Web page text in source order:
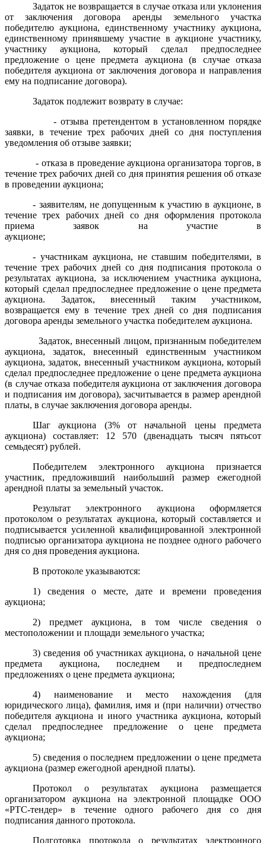
Задаток не возвращается в случае отказа или уклонения
от заключения договора аренды земельного участка
победителю аукциона, единственному участнику аукциона,
единственному принявшему участие в аукционе участнику,
участнику аукциона, который сделал предпоследнее
предложение о цене предмета аукциона (в случае отказа
победителя аукциона от заключения договора и направления
ему на подписание договора).
Задаток подлежит возврату в случае:
- отзыва претендентом в установленном порядке
заявки, в течение трех рабочих дней со дня поступления
уведомления об отзыве заявки;
- отказа в проведение аукциона организатора торгов, в
течение трех рабочих дней со дня принятия решения об отказе
в проведении аукциона;
- заявителям, не допущенным к участию в аукционе, в
течение трех рабочих дней со дня оформления протокола
приема заявок на участие в
аукционе;
- участникам аукциона, не ставшим победителями, в
течение трех рабочих дней со дня подписания протокола о
результатах аукциона, за исключением участника аукциона,
который сделал предпоследнее предложение о цене предмета
аукциона. Задаток, внесенный таким участником,
возвращается ему в течение трех дней со дня подписания
договора аренды земельного участка победителем аукциона.
Задаток, внесенный лицом, признанным победителем
аукциона, задаток, внесенный единственным участником
аукциона, задаток, внесенныйучастником аукциона, который
сделал предпоследнее предложение о цене предмета аукциона
(в случае отказа победителя аукциона от заключения договора
и подписания им договора),засчитывается в размер арендной
платы, в случае заключения договора аренды.
Шаг аукциона (3% от начальной цены предмета
аукциона) составляет: 12 570 (двенадцать тысяч пятьсот
семьдесят) рублей.
Победителем электронного аукциона признается
участник, предложивший наибольший размер ежегодной
арендной платы за земельный участок.
Результат электронного аукциона оформляется
протоколом о результатах аукциона, который составляется и
подписывается усиленной квалифицированной электронной
подписью организатора аукциона не позднее одного рабочего
дня со дня проведения аукциона.
В протоколе указываются:
1) сведения о месте, дате и времени проведения
аукциона;
2) предмет аукциона, в том числе сведения о
местоположении и площади земельного участка;
3) сведения об участниках аукциона, о начальной цене
предмета аукциона, последнем и предпоследнем
предложениях о цене предмета аукциона;
4) наименование и место нахождения (для
юридического лица), фамилия, имя и (при наличии) отчество
победителя аукциона и иного участника аукциона, который
сделал предпоследнее предложение о цене предмета
аукциона;
5) сведения о последнем предложении о цене предмета
аукциона (размер ежегодной арендной платы).
Протокол о результатах аукциона размещается
организатором аукциона на электронной площадкеООО
«РТС-тендер» в течение одного рабочего дня со дня
подписания данного протокола.
Подготовка протокола о результатах электронного